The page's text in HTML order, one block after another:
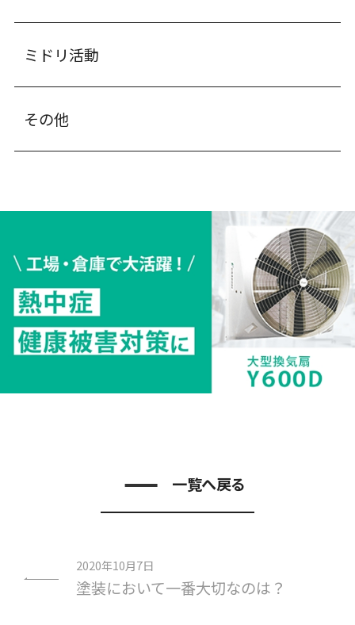
ミドリ活動
その他
2020年10月7日
塗装において一番大切なのは？
一覧へ戻る